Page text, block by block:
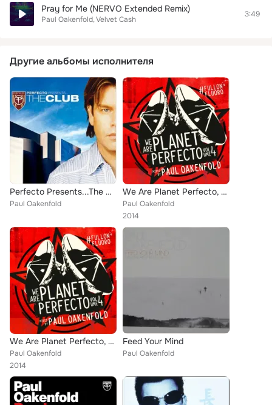
Pray for Me (NERVO Extended Remix)
Paul Oakenfold Velvet Cash
3:49
Другие альбомы исполнителя
Perfecto Presents...The Club
Paul Oakenfold
We Are Planet Perfecto, Vol. 4 - #Fullonfluoro (Mixed Version)
Paul Oakenfold
2014
We Are Planet Perfecto, Vol. 4 - #FullOnFluoro (Mixed Version)
Paul Oakenfold
2014
Feed Your Mind
Paul Oakenfold